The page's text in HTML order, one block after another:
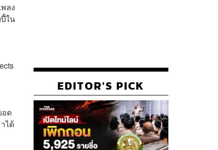
ลง
ใน
อด
ได้
EDITOR'S PICK